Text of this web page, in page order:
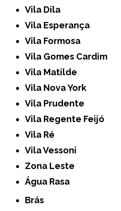
Vila Dila
Vila Esperança
Vila Formosa
Vila Gomes Cardim
Vila Matilde
Vila Nova York
Vila Prudente
Vila Regente Feijó
Vila Ré
Vila Vessoni
Zona Leste
Água Rasa
Brás